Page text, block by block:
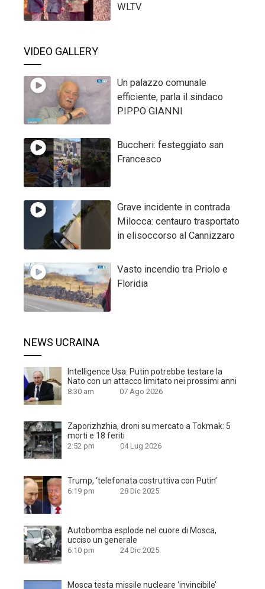
WLTV
VIDEO GALLERY
Un palazzo comunale
efficiente, parla il sindaco
PIPPO GIANNI
Buccheri: festeggiato san
Francesco
Grave incidente in contrada
Milocca: centauro trasportato
in elisoccorso al Cannizzaro
Vasto incendio tra Priolo e
Floridia
NEWS UCRAINA
Intelligence Usa: Putin potrebbe testare la
Nato con un attacco limitato nei prossimi anni
8:30 am 07 Ago 2026
Zaporizhzhia, droni su mercato a Tokmak: 5
morti e 18 feriti
2:52 pm 04 Lug 2026
Trump, ‘telefonata costruttiva con Putin’
6:19 pm 28 Dic 2025
Autobomba esplode nel cuore di Mosca,
ucciso un generale
6:10 pm 24 Dic 2025
Mosca testa missile nucleare ‘invincibile’